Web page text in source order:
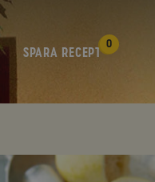
SPARA RECEPT
0